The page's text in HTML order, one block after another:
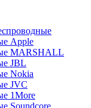
Apple
MARSHALL
JBL
Nokia
JVC
1More
Soundcore